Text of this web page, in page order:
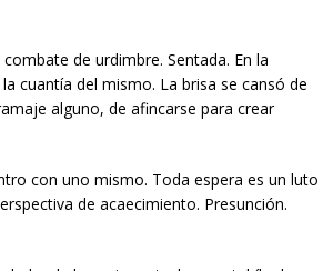
de urdimbre. Sentada. En la
cuantía del mismo. La brisa se cansó de
alguno, de afincarse para crear
con uno mismo. Toda espera es un luto
de acaecimiento. Presunción.